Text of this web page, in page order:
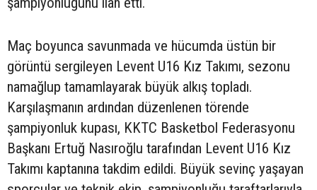
Maç boyunca savunmada ve hücumda üstün bir
görüntü sergileyen Levent U16 Kız Takımı, sezonu
namağlup tamamlayarak büyük alkış topladı.
Karşılaşmanın ardından düzenlenen törende
şampiyonluk kupası, KKTC Basketbol Federasyonu
Başkanı Ertuğ Nasıroğlu tarafından Levent U16 Kız
Takımı kaptanına takdim edildi. Büyük sevinç yaşayan